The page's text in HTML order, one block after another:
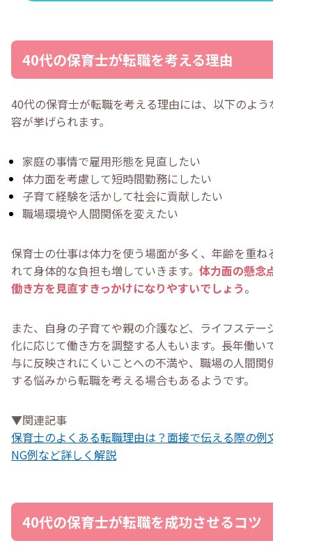
40代の保育士が転職を考える理由
40代の保育士が転職を考える理由には、以下のような内
容が挙げられます。
家庭の事情で雇用形態を見直したい
体力面を考慮して短時間勤務にしたい
子育て経験を活かして社会に貢献したい
職場環境や人間関係を変えたい
保育士の仕事は体力を使う場面が多く、年齢を重ねるにつ
れて身体的な負担も増していきます。 体力面の懸念点は、
働き方を見直すきっかけになりやすいでしょう。
また、自身の子育てや親の介護など、ライフステージの変
化に応じて働き方を調整する人もいます。長年働いても給
与に反映されにくいことへの不満や、職場の人間関係に関
する悩みから転職を考える場合もあるようです。
▼関連記事
保育士のよくある転職理由は？面接で伝える際の例文・
NG例など詳しく解説
40代の保育士が転職を成功させるコツ